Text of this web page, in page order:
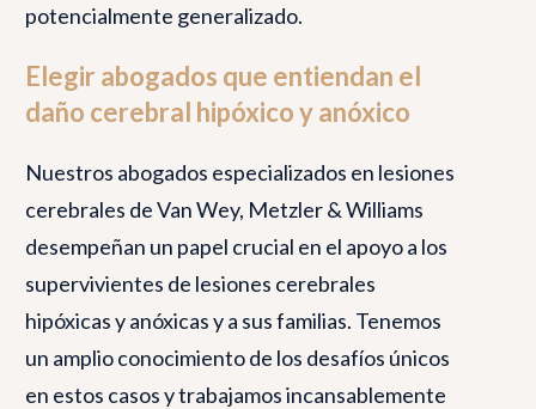
potencialmente generalizado.
Elegir abogados que entiendan el
daño cerebral hipóxico y anóxico
Nuestros abogados especializados en lesiones
cerebrales de Van Wey, Metzler & Williams
desempeñan un papel crucial en el apoyo a los
supervivientes de lesiones cerebrales
hipóxicas y anóxicas y a sus familias. Tenemos
un amplio conocimiento de los desafíos únicos
en estos casos y trabajamos incansablemente